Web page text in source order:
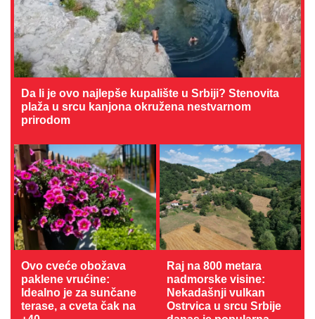
Da li je ovo najlepše kupalište u Srbiji? Stenovita
plaža u srcu kanjona okružena nestvarnom
prirodom
Ovo cveće obožava
paklene vrućine:
Idealno je za sunčane
terase, a cveta čak na
Raj na 800 metara
nadmorske visine:
Nekadašnji vulkan
Ostrvica u srcu Srbije